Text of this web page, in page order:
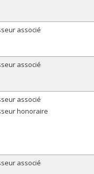
associé
associé
associé
honoraire
associé